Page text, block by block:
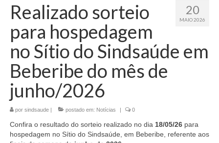
20
MAIO 2026
Realizado sorteio
para hospedagem
no Sítio do Sindsaúde em
Beberibe do mês de
junho/2026
por sindsaude | postado em: Notícias | 0
Confira o resultado do sorteio realizado no dia 18/05/26 para
hospedagem no Sítio do Sindsaúde, em Beberibe, referente aos